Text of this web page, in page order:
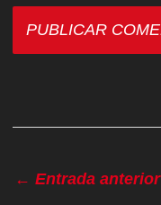
← Entrada anterior